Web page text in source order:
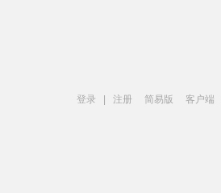
登录 注册 简易版 客户端